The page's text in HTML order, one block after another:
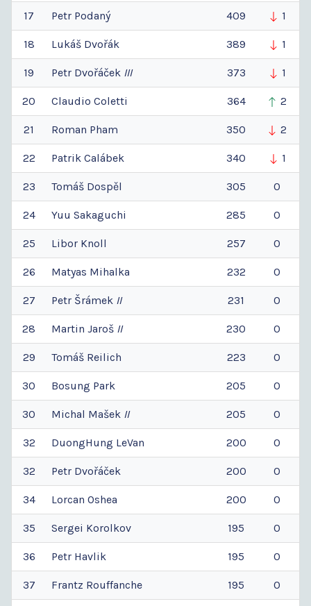
17 Petr Podaný 409 1
18 Lukáš Dvořák 389 1
19 Petr Dvořáček III 373 1
20 Claudio Coletti 364 2
21 Roman Pham 350 2
22 Patrik Calábek 340 1
23 Tomáš Dospěl 305 0
24 Yuu Sakaguchi 285 0
25 Libor Knoll 257 0
26 Matyas Mihalka 232 0
27 Petr Šrámek II 231 0
28 Martin Jaroš II 230 0
29 Tomáš Reilich 223 0
30 Bosung Park 205 0
30 Michal Mašek II 205 0
32 DuongHung LeVan 200 0
32 Petr Dvořáček 200 0
34 Lorcan Oshea 200 0
35 Sergei Korolkov 195 0
36 Petr Havlik 195 0
37 Frantz Rouffanche 195 0